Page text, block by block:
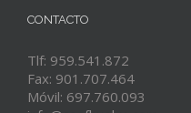
CONTACTO
Tlf: 959.541.872
Fax: 901.707.464
Móvil: 697.760.093